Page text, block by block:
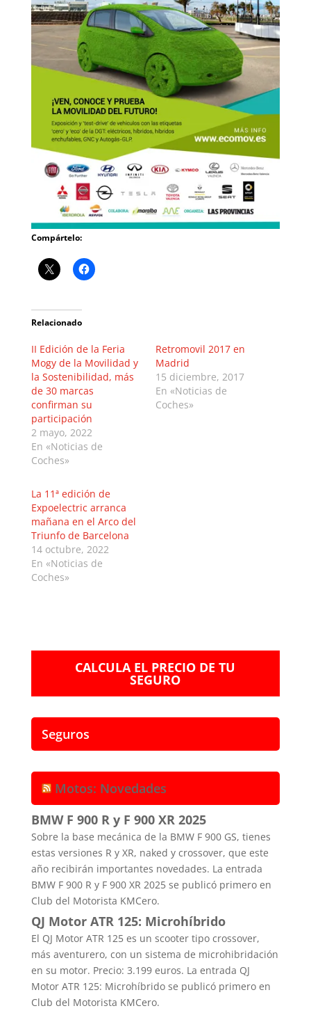
Compártelo:
Relacionado
II Edición de la Feria
Mogy de la Movilidad y
la Sostenibilidad, más
de 30 marcas
confirman su
participación
2 mayo, 2022
En «Noticias de
Coches»
Retromovil 2017 en
Madrid
15 diciembre, 2017
En «Noticias de
Coches»
La 11ª edición de
Expoelectric arranca
mañana en el Arco del
Triunfo de Barcelona
14 octubre, 2022
En «Noticias de
Coches»
CALCULA EL PRECIO DE TU
SEGURO
Seguros
Motos: Novedades
BMW F 900 R y F 900 XR 2025
Sobre la base mecánica de la BMW F 900 GS, tienes
estas versiones R y XR, naked y crossover, que este
año recibirán importantes novedades. La entrada
BMW F 900 R y F 900 XR 2025 se publicó primero en
Club del Motorista KMCero.
QJ Motor ATR 125: Microhíbrido
El QJ Motor ATR 125 es un scooter tipo crossover,
más aventurero, con un sistema de microhibridación
en su motor. Precio: 3.199 euros. La entrada QJ
Motor ATR 125: Microhíbrido se publicó primero en
Club del Motorista KMCero.